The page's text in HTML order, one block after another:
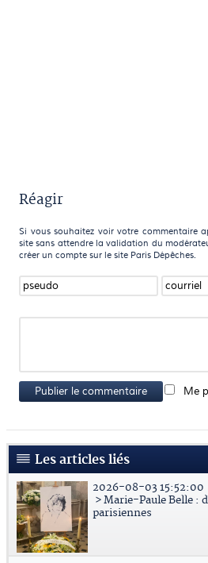
Réagir
Si vous souhaitez voir votre commentaire
site sans attendre la validation du
créer un compte sur le site Paris Dépêches.
Publier le commentaire Me
Les articles liés
2026-08-03 15:52:00
> Marie-Paule Belle :
parisiennes